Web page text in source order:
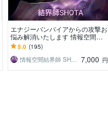
エナジーバンパイアからの攻撃お
悩み解消いたします 情報空間書
き換え技術と強力な結界であなた
をお護りいたします
5.0 (195)
情報空間結界師 SHOTA 7,000 円